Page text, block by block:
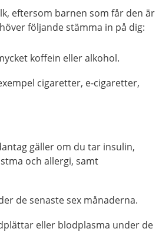
eftersom barnen som får den är
följande stämma in på dig:
koffein eller alkohol.
cigaretter, e-cigaretter,
gäller om du tar insulin,
och allergi, samt
de senaste sex månaderna.
eller blodplasma under de